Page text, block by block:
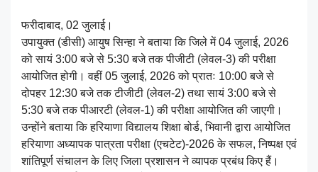
फरीदाबाद, 02 जुलाई।
उपायुक्त (डीसी) आयुष सिन्हा ने बताया कि जिले में 04 जुलाई, 2026
को सायं 3:00 बजे से 5:30 बजे तक पीजीटी (लेवल-3) की परीक्षा
आयोजित होगी। वहीं 05 जुलाई, 2026 को प्रातः 10:00 बजे से
दोपहर 12:30 बजे तक टीजीटी (लेवल-2) तथा सायं 3:00 बजे से
5:30 बजे तक पीआरटी (लेवल-1) की परीक्षा आयोजित की जाएगी।
उन्होंने बताया कि हरियाणा विद्यालय शिक्षा बोर्ड, भिवानी द्वारा आयोजित
हरियाणा अध्यापक पात्रता परीक्षा (एचटेट)-2026 के सफल, निष्पक्ष एवं
शांतिपूर्ण संचालन के लिए जिला प्रशासन ने व्यापक प्रबंध किए हैं।